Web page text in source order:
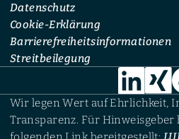
Datenschutz
Cookie-Erklärung
Barrierefreiheitsinformationen
Streitbeilegung
Wir legen Wert auf Ehrlichkeit,
Transparenz. Für Hinweisgeber